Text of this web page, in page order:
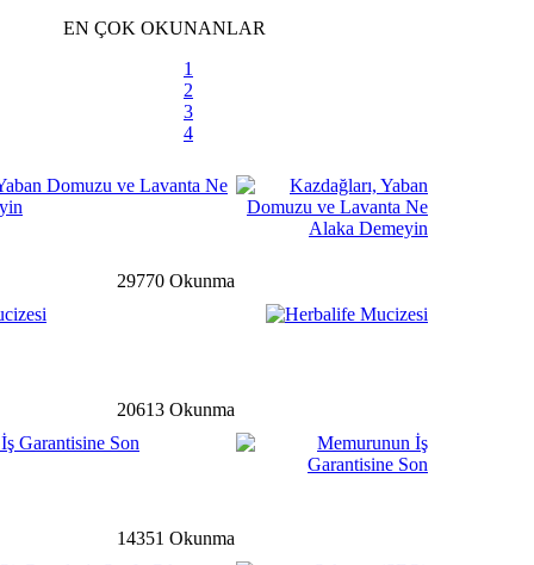
Yardımına Dönüşüyor
detay ›
El-Bab’a mektup
detay ›
detay ›
EN ÇOK OKUNANLAR
1
2
3
4
Domuzu ve Lavanta Ne
29770 Okunma
20613 Okunma
Garantisine Son
14351 Okunma